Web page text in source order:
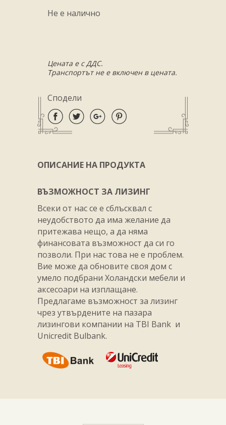
Не е налично
Цената е с ДДС.
Транспортът не е включен в цената.
Сподели
ОПИСАНИЕ НА ПРОДУКТА
ВЪЗМОЖНОСТ ЗА ЛИЗИНГ
Всеки от нас се е сблъсквал с
неудобството да има желание да
притежава нещо, а да няма
финансовата възможност да си го
позволи. При нас това не е проблем.
Вие може да обновите своя дом с
умело подбрани Холандски мебели и
аксесоари на изплащане.
Предлагаме възможност за лизинг
чрез утвърдените на пазара
лизингови компании на TBI Bank и
Unicredit Bulbank.